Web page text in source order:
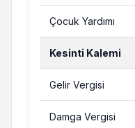
Çocuk Yardımı
Kesinti Kalemi
Gelir Vergisi
Damga Vergisi